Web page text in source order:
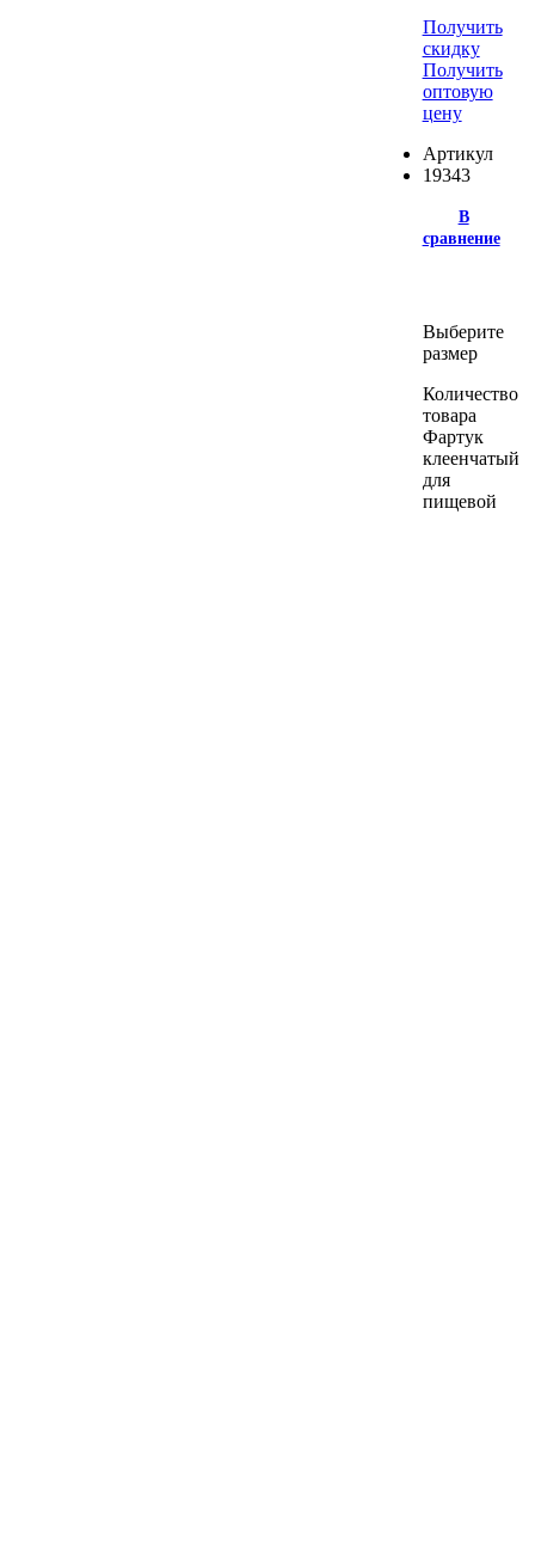
Получить
скидку
Получить
оптовую
цену
Артикул
19343
В
сравнение
Выберите
размер
Количество
товара
Фартук
клеенчатый
для
пищевой